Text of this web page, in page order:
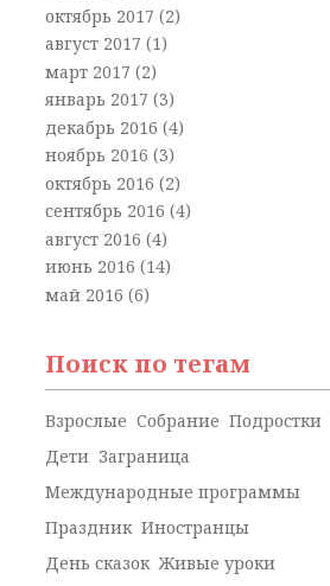
октябрь 2017 (2)
август 2017 (1)
март 2017 (2)
январь 2017 (3)
декабрь 2016 (4)
ноябрь 2016 (3)
октябрь 2016 (2)
сентябрь 2016 (4)
август 2016 (4)
июнь 2016 (14)
май 2016 (6)
Поиск по тегам
Взрослые Собрание Подростки
Дети Заграница
Международные программы
Праздник Иностранцы
День сказок Живые уроки